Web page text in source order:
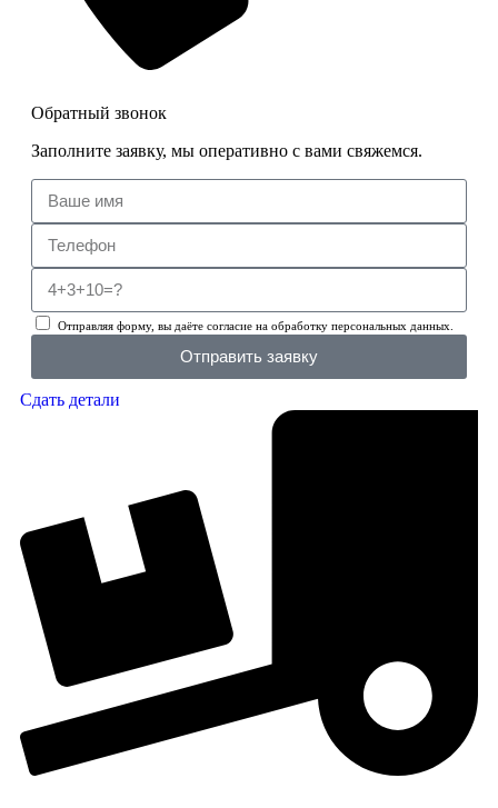
Сдать детали
Обратный звонок
Заполните заявку, мы оперативно с вами свяжемся.
Отправляя форму, вы даёте согласие на обработку персональных данных.
Отправить заявку